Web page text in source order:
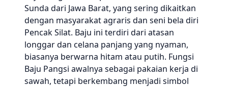
Sunda dari Jawa Barat, yang sering dikaitkan
dengan masyarakat agraris dan seni bela diri
Pencak Silat. Baju ini terdiri dari atasan
longgar dan celana panjang yang nyaman,
biasanya berwarna hitam atau putih. Fungsi
Baju Pangsi awalnya sebagai pakaian kerja di
sawah, tetapi berkembang menjadi simbol